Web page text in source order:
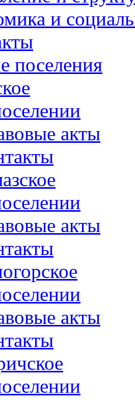
и
поселения
акты
акты
акты